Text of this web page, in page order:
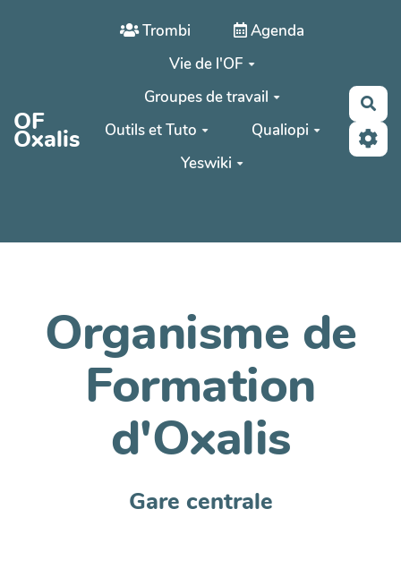
Aller au contenu principal
OF
Oxalis
Trombi
Agenda
Vie de l'OF
Groupes de travail
Outils et Tuto
Qualiopi
Yeswiki
Organisme de
Formation
d'Oxalis
Gare centrale